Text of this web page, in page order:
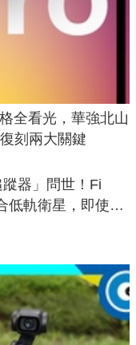
全看光，華強北山
刻兩大關鍵
器」問世！Fi
低軌衛星，即使在